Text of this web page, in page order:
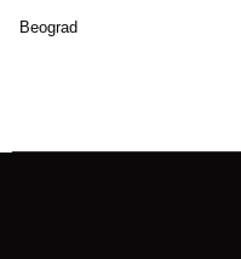
Beograd